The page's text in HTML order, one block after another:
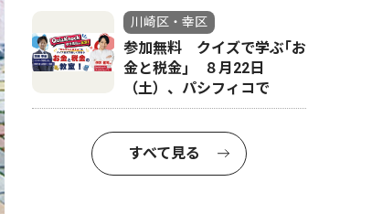
川崎区・幸区
参加無料 クイズで学ぶ｢お
金と税金｣ ８月22日
（土）、パシフィコで
すべて見る